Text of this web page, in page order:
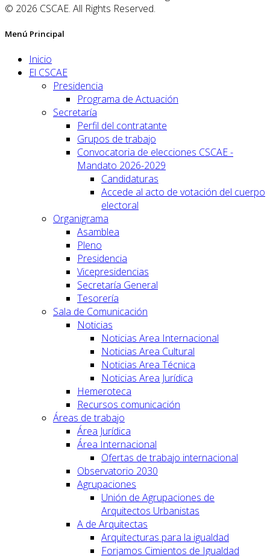
© 2026 CSCAE. All Rights Reserved.
Menú Principal
Inicio
El CSCAE
Presidencia
Programa de Actuación
Secretaría
Perfil del contratante
Grupos de trabajo
Convocatoria de elecciones CSCAE -
Mandato 2026-2029
Candidaturas
Accede al acto de votación del cuerpo
electoral
Organigrama
Asamblea
Pleno
Presidencia
Vicepresidencias
Secretaría General
Tesorería
Sala de Comunicación
Noticias
Noticias Area Internacional
Noticias Area Cultural
Noticias Area Técnica
Noticias Area Jurídica
Hemeroteca
Recursos comunicación
Áreas de trabajo
Área Jurídica
Área Internacional
Ofertas de trabajo internacional
Observatorio 2030
Agrupaciones
Unión de Agrupaciones de
Arquitectos Urbanistas
A de Arquitectas
Arquitecturas para la igualdad
Forjamos Cimientos de Igualdad